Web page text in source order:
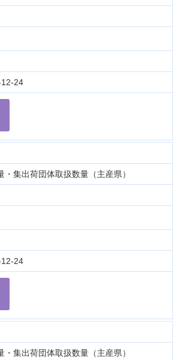
24
集出荷団体取扱数量（主産県）
24
集出荷団体取扱数量（主産県）